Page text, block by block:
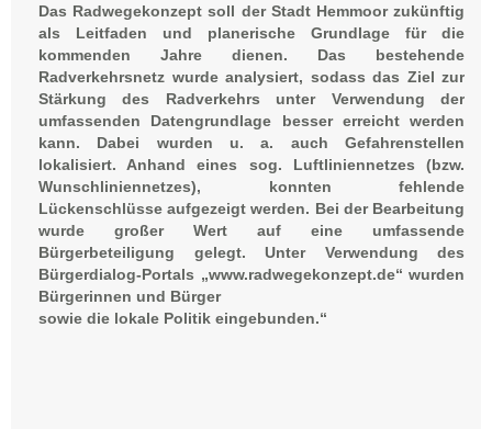
Das Radwegekonzept soll der Stadt Hemmoor zukünftig
als Leitfaden und planerische Grundlage für die
kommenden Jahre dienen. Das bestehende
Radverkehrsnetz wurde analysiert, sodass das Ziel zur
Stärkung des Radverkehrs unter Verwendung der
umfassenden Datengrundlage besser erreicht werden
kann. Dabei wurden u. a. auch Gefahrenstellen
lokalisiert. Anhand eines sog. Luftliniennetzes (bzw.
Wunschliniennetzes), konnten fehlende
Lückenschlüsse aufgezeigt werden. Bei der Bearbeitung
wurde großer Wert auf eine umfassende
Bürgerbeteiligung gelegt. Unter Verwendung des
Bürgerdialog-Portals „www.radwegekonzept.de“ wurden
Bürgerinnen und Bürger
sowie die lokale Politik eingebunden.“